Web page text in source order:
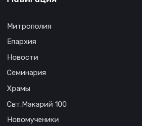
Митрополия
Епархия
Новости
Семинария
Храмы
Свт.Макарий 100
Новомученики